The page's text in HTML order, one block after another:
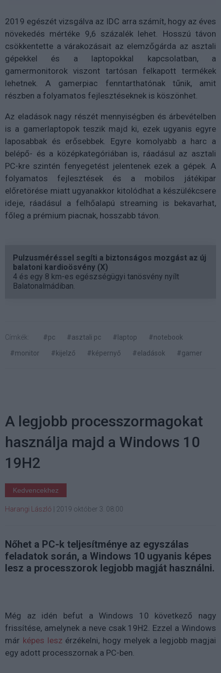
2019 egészét vizsgálva az IDC arra számít, hogy az éves
növekedés mértéke 9,6 százalék lehet. Hosszú távon
csökkentette a várakozásait az elemzőgárda az asztali
gépekkel és a laptopokkal kapcsolatban, a
gamermonitorok viszont tartósan felkapott termékek
lehetnek. A gamerpiac fenntarthatónak tűnik, amit
részben a folyamatos fejlesztéseknek is köszönhet.
Az eladások nagy részét mennyiségben és árbevételben
is a gamerlaptopok teszik majd ki, ezek ugyanis egyre
laposabbak és erősebbek. Egyre komolyabb a harc a
belépő- és a középkategóriában is, ráadásul az asztali
PC-kre szintén fenyegetést jelentenek ezek a gépek. A
folyamatos fejlesztések és a mobilos játékipar
előretörése miatt ugyanakkor kitolódhat a készülékcsere
ideje, ráadásul a felhőalapú streaming is bekavarhat,
főleg a prémium piacnak, hosszabb távon.
Pulzusméréssel segíti a biztonságos mozgást az új
balatoni kardioösvény (X)
4 és egy 8 km-es egészségügyi tanösvény nyílt
Balatonalmádiban.
Címkék: #pc #asztali pc #laptop
#notebook
#monitor
#kijelző #képernyő #eladások #gamer
A legjobb processzormagokat
használja majd a Windows 10
19H2
Kedvencekhez
Harangi László 2019 október 3. 08:00
Nőhet a PC-k teljesítménye az egyszálas
feladatok során, a Windows 10 ugyanis képes
lesz a processzorok legjobb magját használni.
Még az idén befut a Windows 10 következő nagy
frissítése, amelynek a neve csak 19H2. Ezzel a Windows
már képes lesz érzékelni, hogy melyek a legjobb magjai
egy adott processzornak a PC-ben.